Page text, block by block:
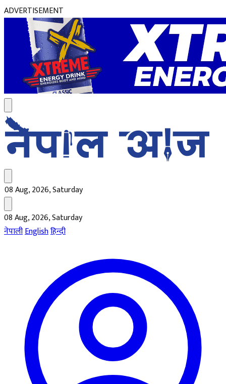
ADVERTISEMENT
08 Aug, 2026, Saturday
08 Aug, 2026, Saturday
नेपालीEnglishहिन्दी